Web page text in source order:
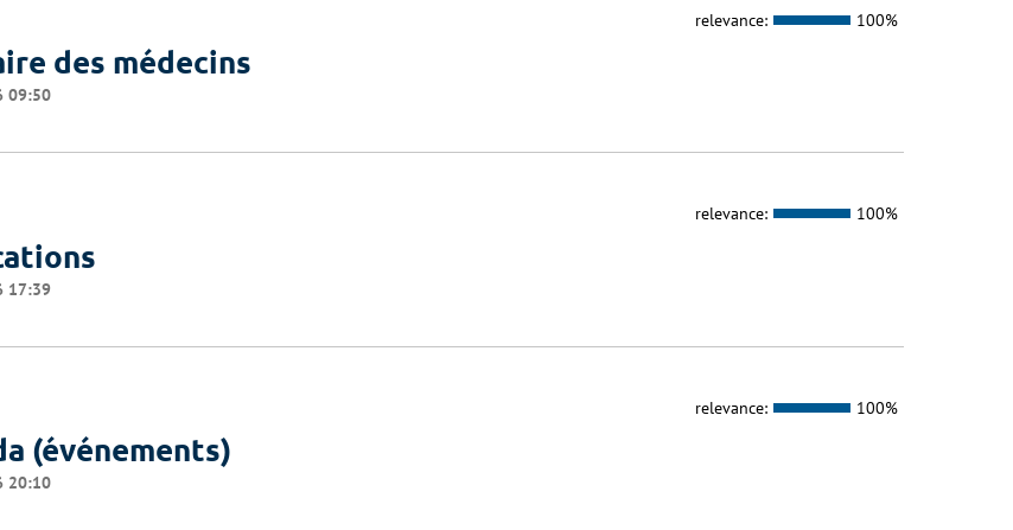
relevance: 100%
des médecins
09:50
relevance: 100%
17:39
relevance: 100%
(événements)
20:10